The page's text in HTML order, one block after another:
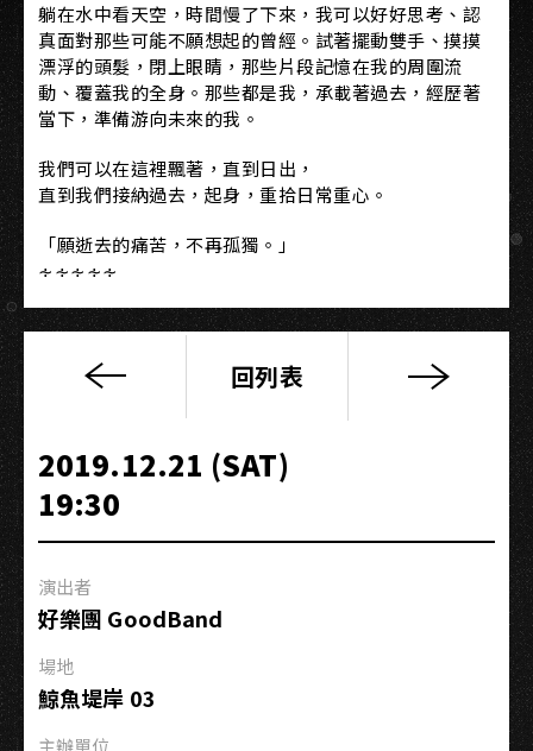
躺在水中看天空，時間慢了下來，我可以好好思考、認
真面對那些可能不願想起的曾經。試著擺動雙手、摸摸
漂浮的頭髮，閉上眼睛，那些片段記憶在我的周圍流
動、覆蓋我的全身。那些都是我，承載著過去，經歷著
當下，準備游向未來的我。
我們可以在這裡飄著，直到日出，
直到我們接納過去，起身，重拾日常重心。
「願逝去的痛苦，不再孤獨。」
∻∻∻∻∻
《無
英
雄
Stand
Up
Taiwanese》
輯
巡
迴
回列表
2019.12.21 (SAT)
19:30
演出者
好樂團 GoodBand
場地
鯨魚堤岸 03
主辦單位